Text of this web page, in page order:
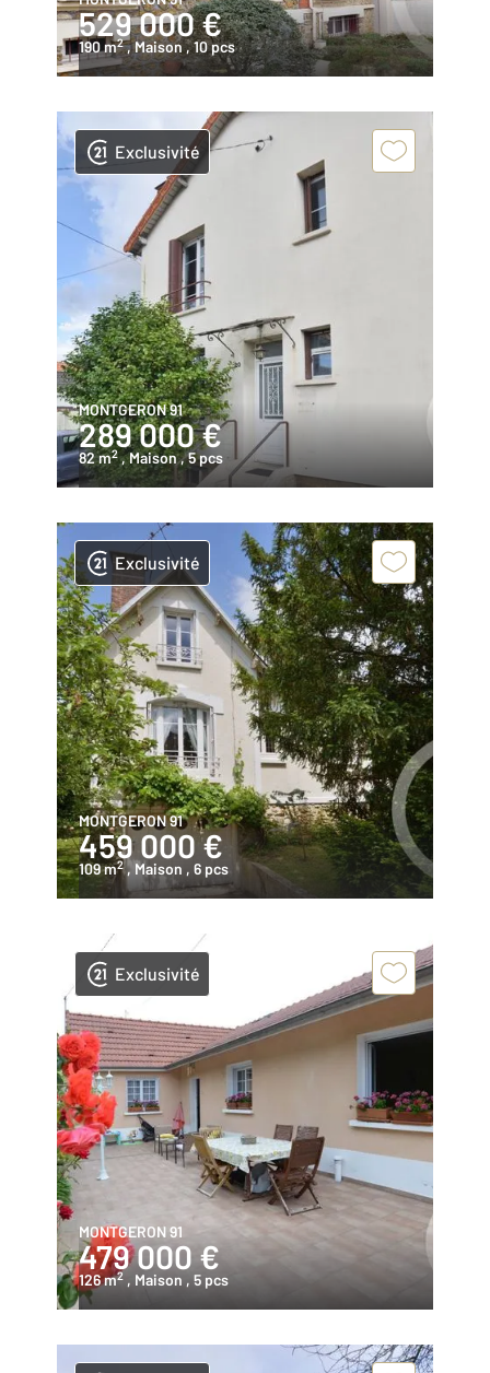
529 000 €
190 m2 , Maison , 10 pcs
Exclusivité
MONTGERON 91
289 000 €
82 m2 , Maison , 5 pcs
Exclusivité
MONTGERON 91
459 000 €
109 m2 , Maison , 6 pcs
Exclusivité
MONTGERON 91
479 000 €
126 m2 , Maison , 5 pcs